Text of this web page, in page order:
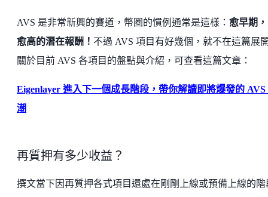
AVS 是非常新興的賽道，幣圈的慣例通常是這樣： 愈早期
愈高的潛在報酬！ 不過 AVS 項目有好幾個，就不在這篇展
關於目前 AVS 各項目的盤點與介紹，可查看這篇文章：
Eigenlayer 進入下一個成長階段，帶你解讀即將爆發的 AVS
潮
再質押有多少收益？
撰文當下因再質押各式項目還處在剛剛上線或預備上線的階